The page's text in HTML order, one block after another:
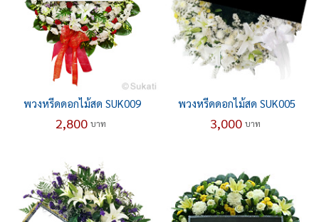
พวงหรีดดอกไม้สด SUK009
2,800 บาท
พวงหรีดดอกไม้สด SUK005
3,000 บาท